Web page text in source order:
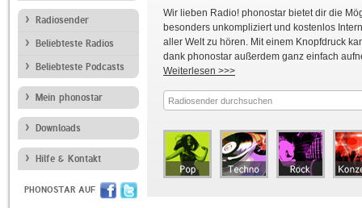
Radiosender
Beliebteste Radios
Beliebteste Podcasts
Mein phonostar
Downloads
Hilfe & Kontakt
PHONOSTAR AUF
Wir lieben Radio! phonostar bietet dir die
besonders unkompliziert und kostenlos
aller Welt zu hören. Mit einem Knopfdruck
dank phonostar außerdem ganz einfach
Weiterlesen >>>
NDR
RADIO
BOB!
Bayern
2
WDR
4
BR-
KLASSIK